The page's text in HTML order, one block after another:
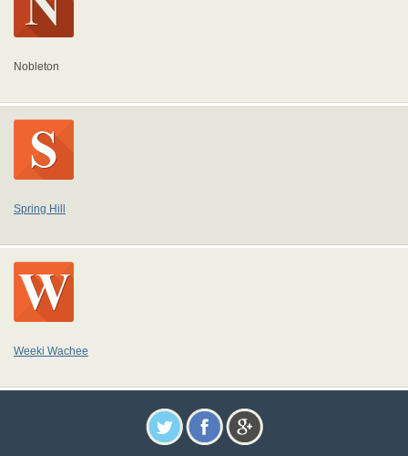
Nobleton
Spring Hill
Weeki Wachee